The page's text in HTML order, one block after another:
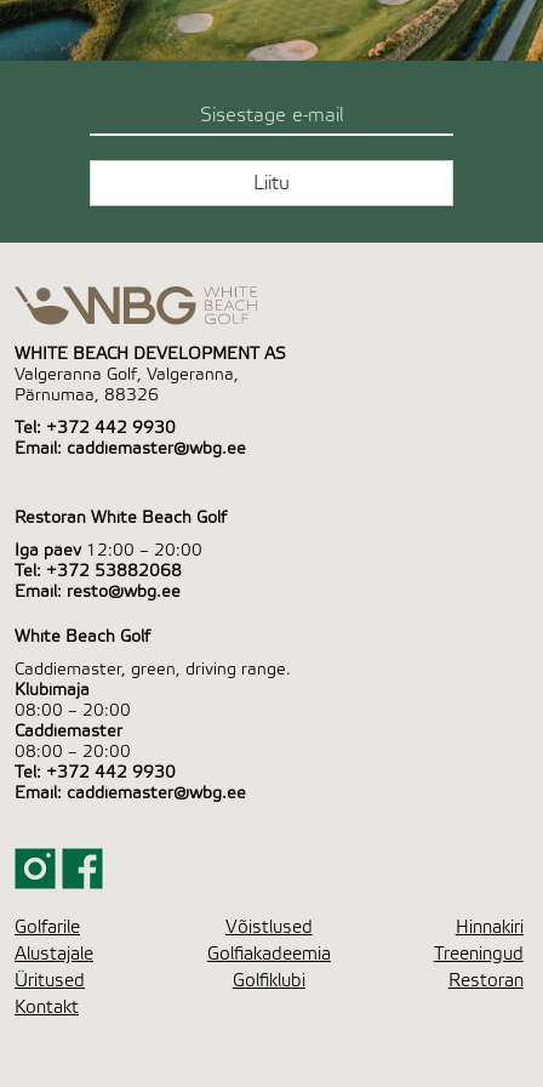
WHITE BEACH DEVELOPMENT AS
Valgeranna Golf, Valgeranna,
Pärnumaa, 88326
Tel: +372 442 9930
Email: caddiemaster@wbg.ee
Restoran White Beach Golf
Iga päev 12:00 – 20:00
Tel: +372 53882068
Email: resto@wbg.ee
White Beach Golf
Caddiemaster, green, driving range.
Klubimaja
08:00 – 20:00
Caddiemaster
08:00 – 20:00
Tel: +372 442 9930
Email: caddiemaster@wbg.ee
Golfarile Võistlused
Hinnakiri
Alustajale
Golfiakadeemia
Treeningud
Üritused
Golfiklubi
Restoran
Kontakt